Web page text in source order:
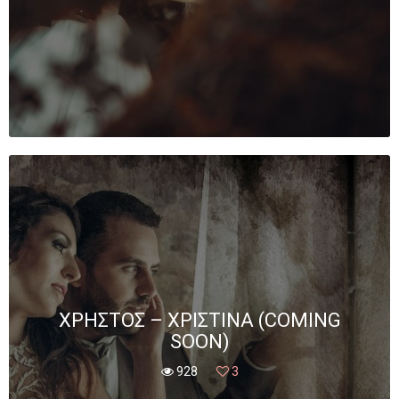
ΧΡΉΣΤΟΣ – ΧΡΙΣΤΊΝΑ (COMING
SOON)
928 3